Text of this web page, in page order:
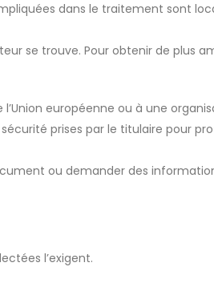
dans le traitement sont
se trouve. Pour obtenir de plus
européenne ou à une
prises par le titulaire pour
ou demander des
l’exigent.